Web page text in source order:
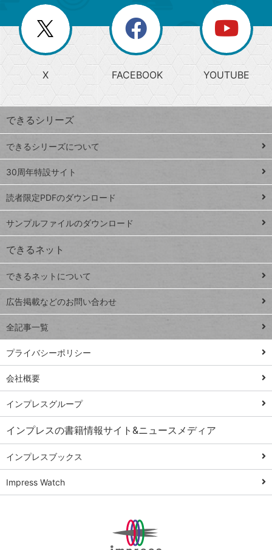
じ
る
search
検
索
上
昇
ワ
ー
ド
Google
スプレ
ッドシ
ート
iPhone
VLOOKUP
close
閉じ
る
閉
じ
る
ー
か
ら
探
す
ト
ッ
プ
ペ
ジ
連載
Excel Q&A
トイアンナ流仕
事術
PowerAutomate
ではじめる業務
の完全自動化
AI議事録作成術
Windows 11
Q&A
Teams踏み込み
活用術
Excel講師の仕事
術
X FACEBOOK YOUTUBE
できるシリーズ
できるシリーズについて
30周年特設サイト
読者限定PDFのダウンロード
サンプルファイルのダウンロード
できるネット
できるネットについて
広告掲載などのお問い合わせ
全記事一覧
プライバシーポリシー
会社概要
インプレスグループ
インプレスの書籍情報サイト&ニュースメディア
インプレスブックス
Impress Watch